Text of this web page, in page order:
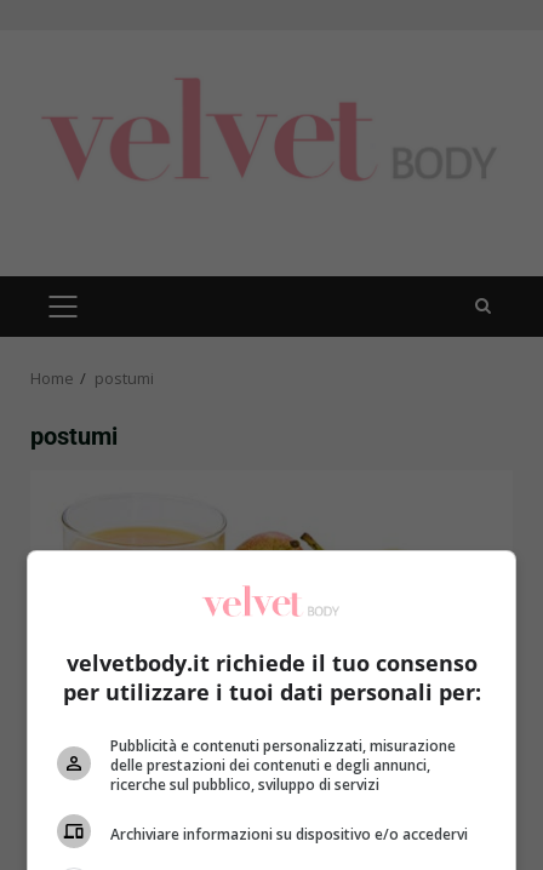
PRIMARY
MENU
Home postumi
postumi
Sbornia: il succo di pera è tra i rimedi
naturali più efficaci contro i postumi
Redazione
velvetbody.it richiede il tuo consenso
per utilizzare i tuoi dati personali per:
Pubblicità e contenuti personalizzati, misurazione
delle prestazioni dei contenuti e degli annunci,
ricerche sul pubblico, sviluppo di servizi
Archiviare informazioni su dispositivo e/o accedervi